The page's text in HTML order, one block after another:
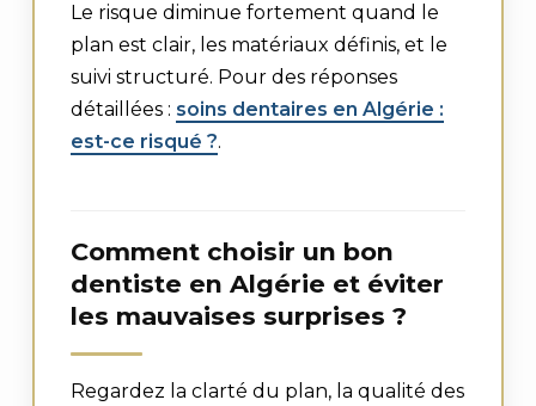
Le risque diminue fortement quand le
plan est clair, les matériaux définis, et le
suivi structuré. Pour des réponses
détaillées : soins dentaires en Algérie :
est-ce risqué ?.
Comment choisir un bon
dentiste en Algérie et éviter
les mauvaises surprises ?
Regardez la clarté du plan, la qualité des